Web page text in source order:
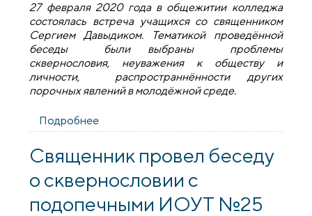
27 февраля 2020 года в общежитии колледжа
состоялась встреча учащихся со священником
Сергием Давыдиком. Тематикой проведённой
беседы были выбраны проблемы
сквернословия, неуважения к обществу и
личности, распространнённости других
порочных явлений в молодёжной среде.
Подробнее
Волковысском аграрном колледже
Священник провел беседу
о сквернословии с
подопечными ИОУТ №25